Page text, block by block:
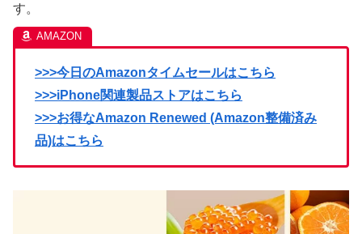
す。
>>>今日のAmazonタイムセールはこちら
>>>iPhone関連製品ストアはこちら
>>>お得なAmazon Renewed (Amazon整備済み
品)はこちら